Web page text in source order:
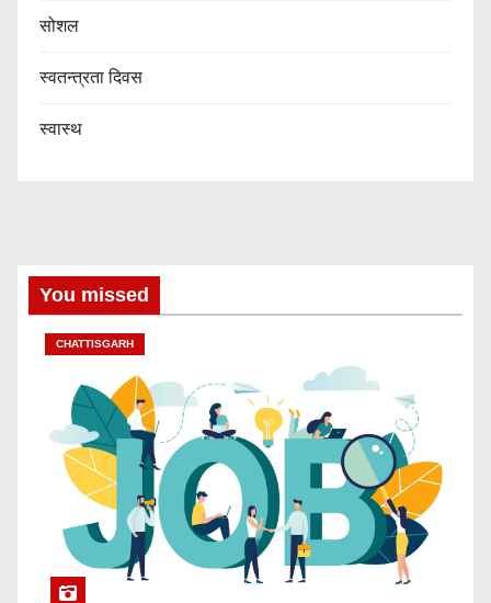
सोशल
स्वतन्त्रता दिवस
स्वास्थ
You missed
CHATTISGARH